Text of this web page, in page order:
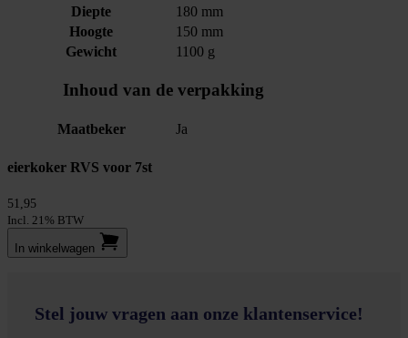
Diepte
180 mm
Hoogte
150 mm
Gewicht
1100 g
Inhoud van de verpakking
Maatbeker Ja
eierkoker RVS voor 7st
51,95
Incl. 21% BTW
In winkel­wagen
Stel jouw vragen aan onze klantenservice!